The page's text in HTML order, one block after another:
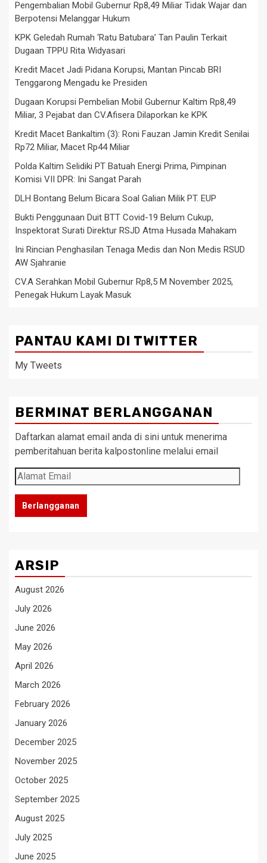
Pengembalian Mobil Gubernur Rp8,49 Miliar Tidak Wajar dan
Berpotensi Melanggar Hukum
KPK Geledah Rumah ‘Ratu Batubara’ Tan Paulin Terkait
Dugaan TPPU Rita Widyasari
Kredit Macet Jadi Pidana Korupsi, Mantan Pincab BRI
Tenggarong Mengadu ke Presiden
Dugaan Korupsi Pembelian Mobil Gubernur Kaltim Rp8,49
Miliar, 3 Pejabat dan CV.Afisera Dilaporkan ke KPK
Kredit Macet Bankaltim (3): Roni Fauzan Jamin Kredit Senilai
Rp72 Miliar, Macet Rp44 Miliar
Polda Kaltim Selidiki PT Batuah Energi Prima, Pimpinan
Komisi VII DPR: Ini Sangat Parah
DLH Bontang Belum Bicara Soal Galian Milik PT. EUP
Bukti Penggunaan Duit BTT Covid-19 Belum Cukup,
Inspektorat Surati Direktur RSJD Atma Husada Mahakam
Ini Rincian Penghasilan Tenaga Medis dan Non Medis RSUD
AW Sjahranie
CV.A Serahkan Mobil Gubernur Rp8,5 M November 2025,
Penegak Hukum Layak Masuk
PANTAU KAMI DI TWITTER
My Tweets
BERMINAT BERLANGGANAN
Daftarkan alamat email anda di sini untuk menerima
pemberitahuan berita kalpostonline melalui email
Alamat
Email
Berlangganan
ARSIP
August 2026
July 2026
June 2026
May 2026
April 2026
March 2026
February 2026
January 2026
December 2025
November 2025
October 2025
September 2025
August 2025
July 2025
June 2025